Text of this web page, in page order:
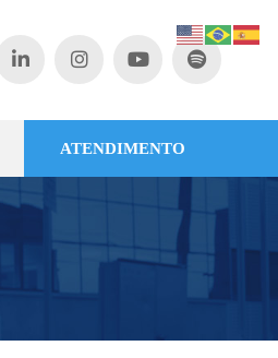
ATENDIMENTO